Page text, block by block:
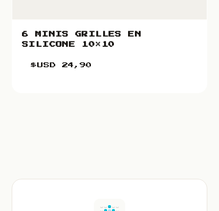
6 MINIS GRILLES EN
SILICONE 10×10
$USD24,90